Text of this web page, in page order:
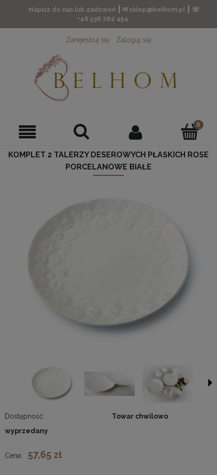
Napisz do nas lub zadzwoń ┃ ✉ sklep@belhom.pl ┃ ☏
+48 536 262 454
Zarejestruj się Zaloguj się
KOMPLET 2 TALERZY DESEROWYCH PŁASKICH ROSE
PORCELANOWE BIAŁE
Dostępność:
Towar chwilowo
wyprzedany
Cena: 57,65 zł